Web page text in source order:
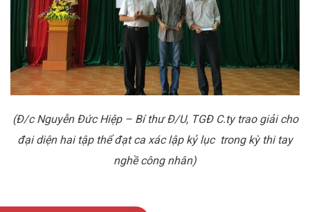
(Đ/c Nguyễn Đức Hiệp – Bí thư Đ/U, TGĐ C.ty trao giải cho
đại diện hai tập thể đạt ca xác lập kỷ lục trong kỳ thi tay
nghề công nhân)